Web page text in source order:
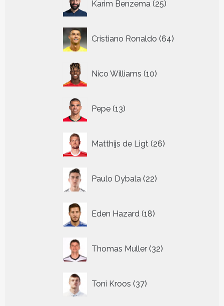
Karim Benzema 25
producten
Cristiano Ronaldo 64
producten
Nico Williams 10
producten
Pepe 13
producten
Matthijs de Ligt 26
producten
Paulo Dybala 22
producten
Eden Hazard 18
producten
Thomas Muller 32
producten
Toni Kroos 37
producten